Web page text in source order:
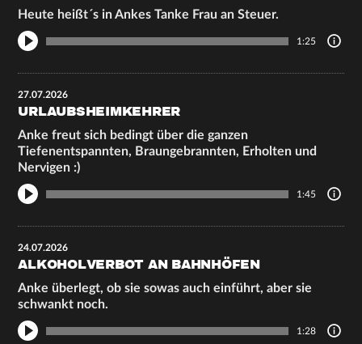
Heute heißt´s in Ankes Tanke Frau an Steuer.
1:25
27.07.2026
URLAUBSHEIMKEHRER
Anke freut sich bedingt über die ganzen
Tiefenentspannten, Braungebrannten, Erholten und
Nervigen :)
1:45
24.07.2026
ALKOHOLVERBOT AN BAHNHÖFEN
Anke überlegt, ob sie sowas auch einführt, aber sie
schwankt noch.
1:28